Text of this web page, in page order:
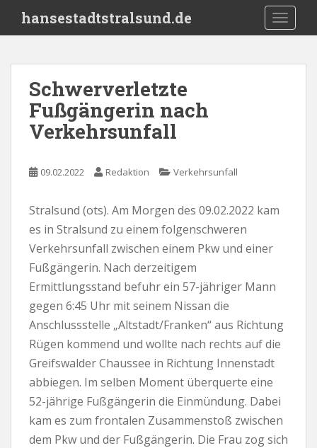
i
hansestadtstralsund.de
Schwerverletzte
Fußgängerin nach
Verkehrsunfall
09.02.2022 Redaktion Verkehrsunfall
Stralsund (ots). Am Morgen des 09.02.2022 kam
es in Stralsund zu einem folgenschweren
Verkehrsunfall zwischen einem Pkw und einer
Fußgängerin. Nach derzeitigem
Ermittlungsstand befuhr ein 57-jähriger Mann
gegen 6:45 Uhr mit seinem Nissan die
Anschlussstelle „Altstadt/Franken“ aus Richtung
Rügen kommend und wollte nach rechts auf die
Greifswalder Chaussee in Richtung Innenstadt
abbiegen. Im selben Moment überquerte eine
52-jährige Fußgängerin die Einmündung. Dabei
kam es zum frontalen Zusammenstoß zwischen
dem Pkw und der Fußgängerin. Die Frau zog sich